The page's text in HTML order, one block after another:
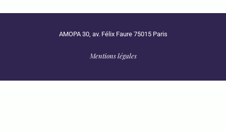
AMOPA 30, av. Félix Faure 75015 Paris
Mentions légales